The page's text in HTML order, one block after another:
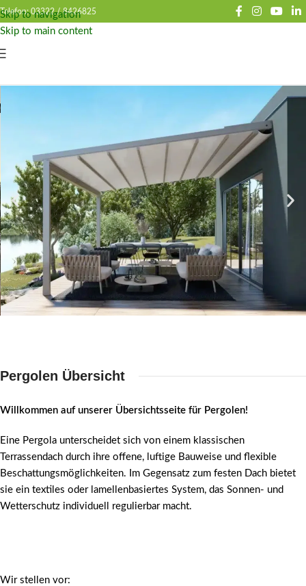
Skip to navigation
Skip to main content
Telefon: 03322 /8426825
Pergolen Übersicht
Willkommen auf unserer Übersichtsseite für Pergolen!
Eine Pergola unterscheidet sich von einem klassischen
Terrassendach durch ihre offene, luftige Bauweise und flexible
Beschattungsmöglichkeiten. Im Gegensatz zum festen Dach bietet
sie ein textiles oder lamellenbasiertes System, das Sonnen- und
Wetterschutz individuell regulierbar macht.
Wir stellen vor: